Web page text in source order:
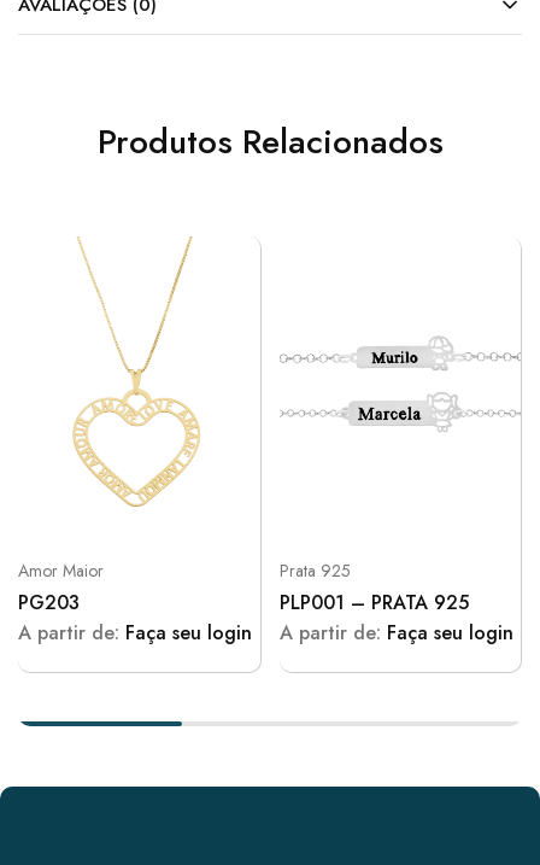
Produtos Relacionados
Amor Maior
PG203
A partir de: Faça seu login
Prata 925
PLP001 – PRATA 925
A partir de: Faça seu login